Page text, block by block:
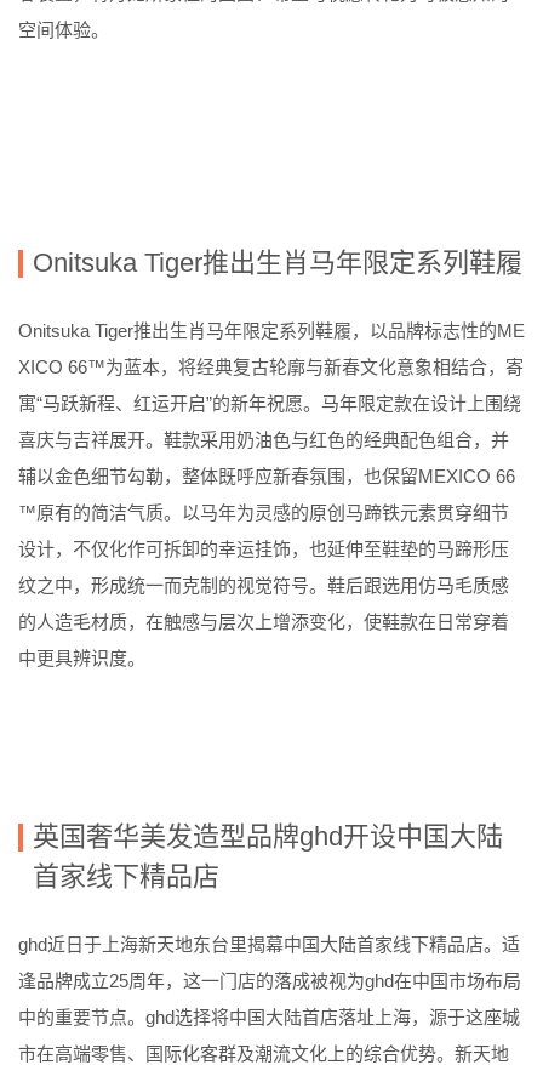
空间体验。
Onitsuka Tiger推出生肖马年限定系列鞋履
Onitsuka Tiger推出生肖马年限定系列鞋履，以品牌标志性的ME
XICO 66™为蓝本，将经典复古轮廓与新春文化意象相结合，寄
寓“马跃新程、红运开启”的新年祝愿。马年限定款在设计上围绕
喜庆与吉祥展开。鞋款采用奶油色与红色的经典配色组合，并
辅以金色细节勾勒，整体既呼应新春氛围，也保留MEXICO 66
™原有的简洁气质。以马年为灵感的原创马蹄铁元素贯穿细节
设计，不仅化作可拆卸的幸运挂饰，也延伸至鞋垫的马蹄形压
纹之中，形成统一而克制的视觉符号。鞋后跟选用仿马毛质感
的人造毛材质，在触感与层次上增添变化，使鞋款在日常穿着
中更具辨识度。
英国奢华美发造型品牌ghd开设中国大陆
首家线下精品店
ghd近日于上海新天地东台里揭幕中国大陆首家线下精品店。适
逢品牌成立25周年，这一门店的落成被视为ghd在中国市场布局
中的重要节点。 ghd选择将中国大陆首店落址上海，源于这座城
市在高端零售、国际化客群及潮流文化上的综合优势。新天地